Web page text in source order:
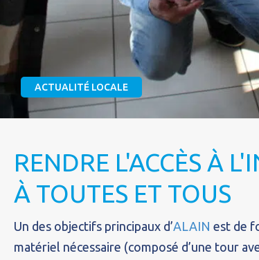
ACTUALITÉ LOCALE
RENDRE L'ACCÈS À
À TOUTES ET TOUS
Un des objectifs principaux d’ALAIN est de
matériel nécessaire (composé d’une tour